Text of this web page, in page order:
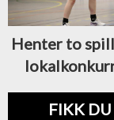
Henter to
FIKK DU